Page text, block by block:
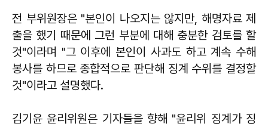
전 부위원장은 "본인이 나오지는 않지만, 해명자료 제
출을 했기 때문에 그런 부분에 대해 충분한 검토를 할
것"이라며 "그 이후에 본인이 사과도 하고 계속 수해
봉사를 하므로 종합적으로 판단해 징계 수위를 결정할
것"이라고 설명했다.
김기윤 윤리위원은 기자들을 향해 "윤리위 징계가 징